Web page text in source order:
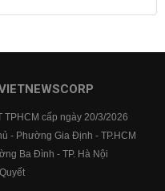
tiền gửi
TPHCM cấp ngày 20/3/2026
- Phường Gia Định - TP.HCM
Ba Đình - TP. Hà Nội